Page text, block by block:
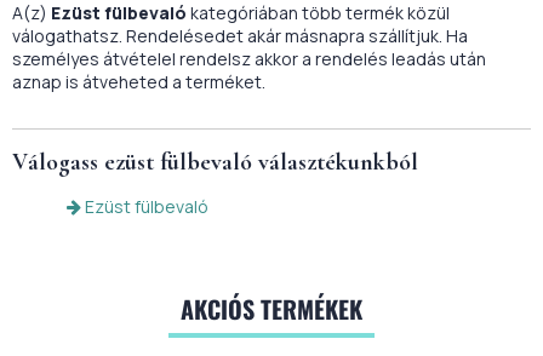
A(z) Ezüst fülbevaló kategóriában több termék közül
válogathatsz. Rendelésedet akár másnapra szállítjuk. Ha
személyes átvételel rendelsz akkor a rendelés leadás után
aznap is átveheted a terméket.
Válogass ezüst fülbevaló választékunkból
Ezüst fülbevaló
AKCIÓS TERMÉKEK